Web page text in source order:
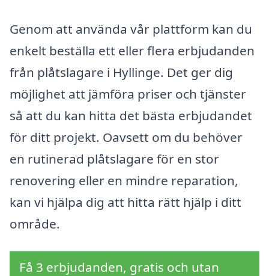
Genom att använda vår plattform kan du
enkelt beställa ett eller flera erbjudanden
från plåtslagare i Hyllinge. Det ger dig
möjlighet att jämföra priser och tjänster
så att du kan hitta det bästa erbjudandet
för ditt projekt. Oavsett om du behöver
en rutinerad plåtslagare för en stor
renovering eller en mindre reparation,
kan vi hjälpa dig att hitta rätt hjälp i ditt
område.
Få 3 erbjudanden, gratis och utan